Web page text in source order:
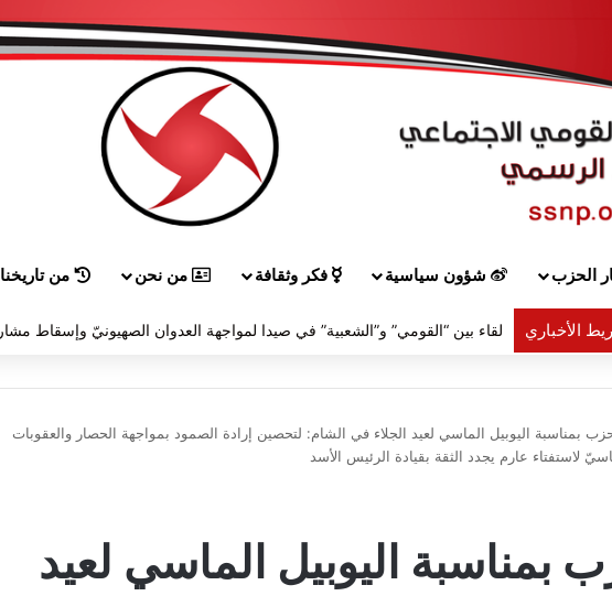
الحزب شؤون سياسية فكر وثقافة من نحن من تاريخنا
الأخباري
بمناسبة اليوبيل الماسي لعيد الجلاء في الشام: لتحصين إرادة الصمود بمواجهة الحصار والعقوبات
لاستفتاء عارم يجدد الثقة بقيادة الرئيس الأسد
بمناسبة اليوبيل الماسي لعيد